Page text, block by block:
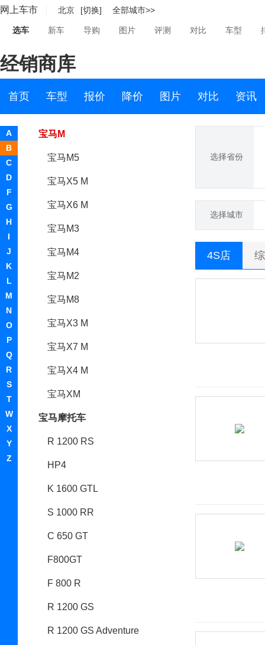
网上车市 北京 [切换] 全部城市>>
选车 新车 导购 图片 评测 对比 车型
经销商库
首页 车型 报价 降价 图片 对比 资讯
A
B
C
D
F
G
H
I
J
K
L
M
N
O
P
Q
R
S
T
W
X
Y
Z
宝马i3(进口)
宝马iX
宝马M
宝马M5
宝马X5 M
宝马X6 M
宝马M3
宝马M4
宝马M2
宝马M8
宝马X3 M
宝马X7 M
宝马X4 M
宝马XM
宝马摩托车
R 1200 RS
HP4
K 1600 GTL
S 1000 RR
C 650 GT
F800GT
F 800 R
R 1200 GS
R 1200 GS Adventure
选择省份
选择城市
4S店